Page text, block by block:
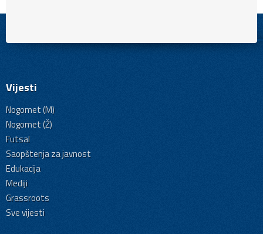
Vijesti
Nogomet (M)
Nogomet (Ž)
Futsal
Saopštenja za javnost
Edukacija
Mediji
Grassroots
Sve vijesti